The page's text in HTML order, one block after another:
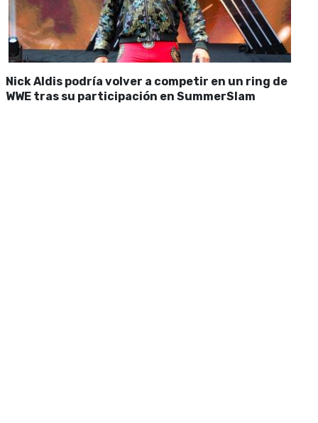
Nick Aldis podría volver a competir en un ring de
WWE tras su participación en SummerSlam